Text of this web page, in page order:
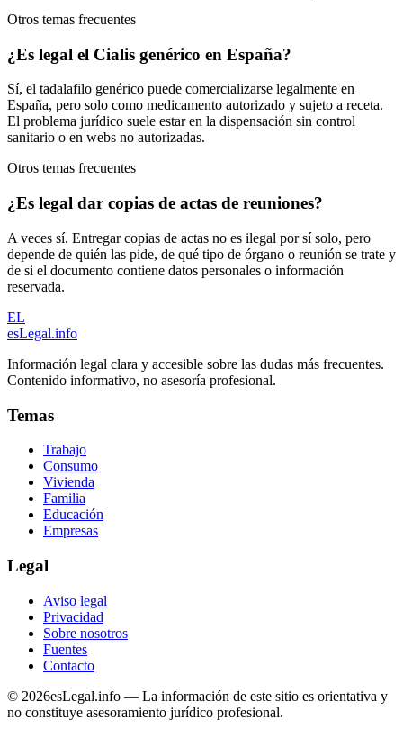
Otros temas frecuentes
¿Es legal el Cialis genérico en España?
Sí, el tadalafilo genérico puede comercializarse legalmente en
España, pero solo como medicamento autorizado y sujeto a receta.
El problema jurídico suele estar en la dispensación sin control
sanitario o en webs no autorizadas.
Otros temas frecuentes
¿Es legal dar copias de actas de reuniones?
A veces sí. Entregar copias de actas no es ilegal por sí solo, pero
depende de quién las pide, de qué tipo de órgano o reunión se trate y
de si el documento contiene datos personales o información
reservada.
EL
esLegal.info
Información legal clara y accesible sobre las dudas más frecuentes.
Contenido informativo, no asesoría profesional.
Temas
Trabajo
Consumo
Vivienda
Familia
Educación
Empresas
Legal
Aviso legal
Privacidad
Sobre nosotros
Fuentes
Contacto
© 2026esLegal.info — La información de este sitio es orientativa y
no constituye asesoramiento jurídico profesional.